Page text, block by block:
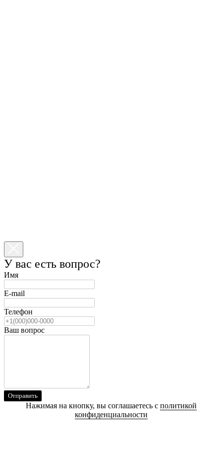
У вас есть вопрос?
Имя
E-mail
Телефон
Ваш вопрос
Отправить
Нажимая на кнопку, вы соглашаетесь с политикой
конфиденциальности